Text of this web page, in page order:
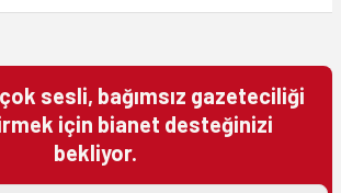
sesli, bağımsız gazeteciliği
için bianet desteğinizi
bekliyor.